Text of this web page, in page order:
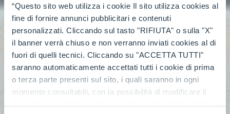
“Questo sito web utilizza i cookie Il sito utilizza cookies al
fine di fornire annunci pubblicitari e contenuti
personalizzati. Cliccando sul tasto "RIFIUTA" o sulla "X"
il banner verrà chiuso e non verranno inviati cookies al di
fuori di quelli tecnici. Cliccando su "ACCETTA TUTTI"
saranno automaticamente accettati tutti i cookie di prima
o terza parte presenti sul sito, i quali saranno in ogni
momento consultabili, con la possibilità di modificare il
consenso prestato per ogni singolo cookie. Come fare?